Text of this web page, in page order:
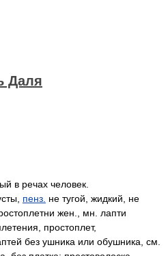
Даля
в речах человек.
пенз. не тугой, жидкий, не
жен., мн. лапти
простоплет,
без ушника или обушника, см.